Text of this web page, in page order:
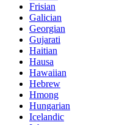
Frisian
Galician
Georgian
Gujarati
Haitian
Hausa
Hawaiian
Hebrew
Hmong
Hungarian
Icelandic